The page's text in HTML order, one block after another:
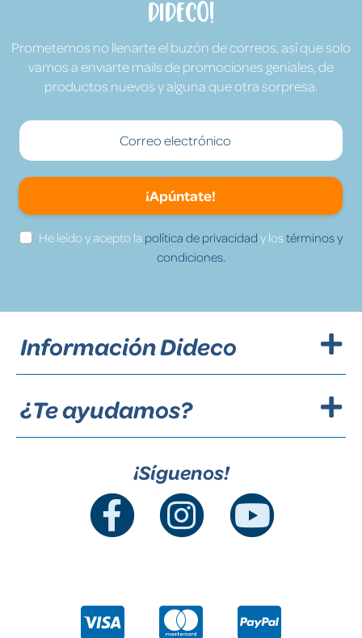
Dideco!
Prometemos no llenarte el buzón de correos, así que solo
vamos a enviarte mails de promociones geniales, de
productos nuevos y alguna que otra sorpresa.
¡Apúntate!
He leído y acepto la política de privacidad y lostérminos y
condiciones.
Información Dideco
¿Te ayudamos?
¡Síguenos!